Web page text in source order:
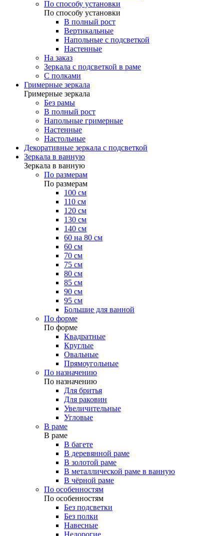
По способу установки
По способу установки
В полный рост
Вертикальные
Напольные с подсветкой
Настенные
На заказ
Зеркала с подсветкой в раме
С полками
Гримерные зеркала
Гримерные зеркала
Без рамы
В полный рост
Напольные гримерные
Настенные
Настольные
Декоративные зеркала с подсветкой
Зеркала в ванную
Зеркала в ванную
По размерам
По размерам
100 см
110 см
120 см
130 см
140 см
60 на 80 см
60 см
70 см
75 см
80 см
85 см
90 см
95 см
Большие для ванной
По форме
По форме
Квадратные
Круглые
Овальные
Прямоугольные
По назначению
По назначению
Для бритья
Для раковин
Увеличительные
Угловые
В раме
В раме
В багете
В деревянной раме
В золотой раме
В металлической раме в ванную
В чёрной раме
По особенностям
По особенностям
Без подсветки
Без полки
Навесные
Недорогие